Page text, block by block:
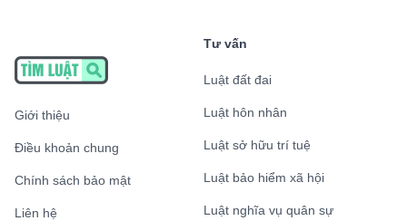
Giới thiệu
Điều khoản chung
Chính sách bảo mật
Liên hệ
Tư vấn
Luật đất đai
Luật hôn nhân
Luật sở hữu trí tuệ
Luật bảo hiểm xã hội
Luật nghĩa vụ quân sự